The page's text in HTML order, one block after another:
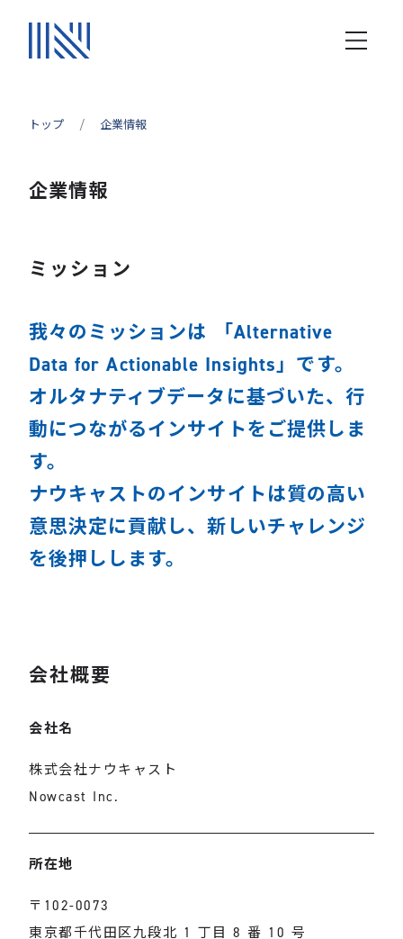
トップ 企業情報
企業情報
ミッション
我々のミッションは 「Alternative
Data for Actionable Insights」です。
オルタナティブデータに基づいた、行
動につながるインサイトをご提供しま
す。
ナウキャストのインサイトは質の高い
意思決定に貢献し、新しいチャレンジ
を後押しします。
会社概要
会社名
株式会社ナウキャスト
Nowcast Inc.
所在地
〒102-0073
東京都千代田区九段北 1 丁目 8 番 10 号